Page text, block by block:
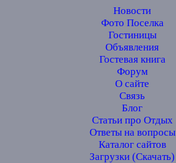
Новости
Фото Поселка
Гостиницы
Объявления
Гостевая книга
Форум
О сайте
Связь
Блог
Статьи про Отдых
Ответы на вопросы
Каталог сайтов
Загрузки (Скачать)